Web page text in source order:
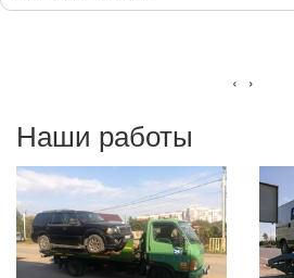
‹ ›
Наши работы